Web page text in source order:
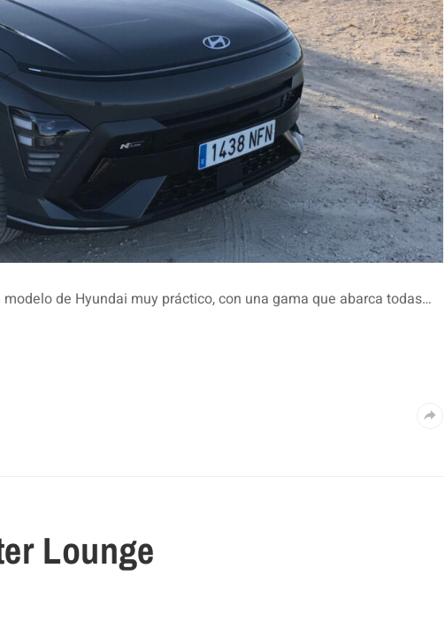
de Hyundai muy práctico, con una gama que abarca todas…
Lounge